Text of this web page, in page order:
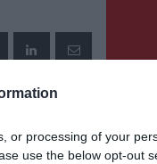
or processing of your
use the below opt-out
31-ig